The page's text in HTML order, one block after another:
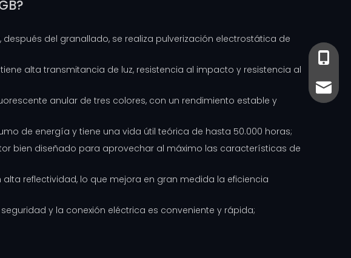
después del granallado, se realiza pulverización electrostática de
alta transmitancia de luz, resistencia al impacto y resistencia al
anular de tres colores, con un rendimiento estable y
de energía y tiene una vida útil teórica de hasta 50.000 horas;
bien diseñado para aprovechar al máximo las características de
alta reflectividad, lo que mejora en gran medida la eficiencia
y la conexión eléctrica es conveniente y rápida;
+86-
+86-